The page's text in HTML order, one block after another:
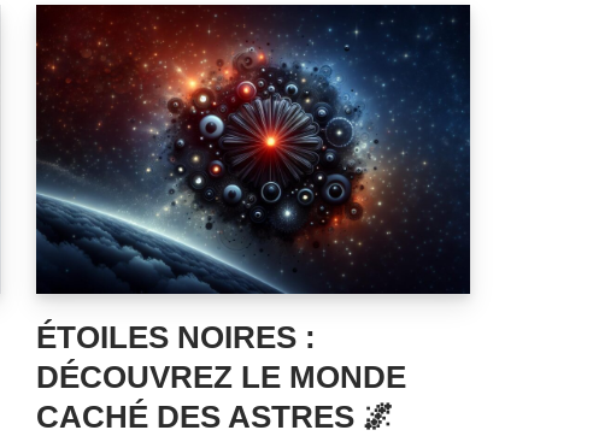
ÉTOILES NOIRES :
DÉCOUVREZ LE MONDE
CACHÉ DES ASTRES 🌌